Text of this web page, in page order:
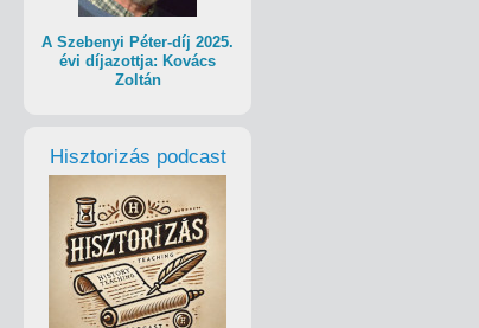
A Szebenyi Péter-díj 2025.
évi díjazottja: Kovács
Zoltán
Hisztorizás podcast